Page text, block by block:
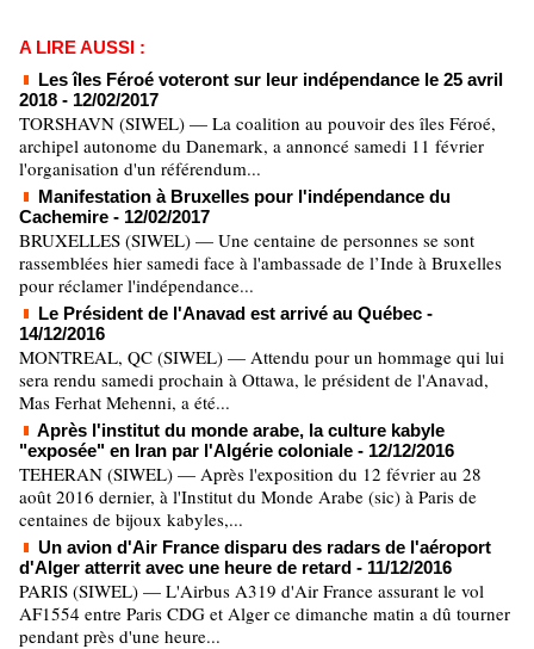
A LIRE AUSSI :
Les îles Féroé voteront sur leur indépendance le 25 avril
2018 - 12/02/2017
TORSHAVN (SIWEL) — La coalition au pouvoir des îles Féroé,
archipel autonome du Danemark, a annoncé samedi 11 février
l'organisation d'un référendum...
Manifestation à Bruxelles pour l'indépendance du
Cachemire - 12/02/2017
BRUXELLES (SIWEL) — Une centaine de personnes se sont
rassemblées hier samedi face à l'ambassade de l’Inde à Bruxelles
pour réclamer l'indépendance...
Le Président de l'Anavad est arrivé au Québec -
14/12/2016
MONTREAL, QC (SIWEL) — Attendu pour un hommage qui lui
sera rendu samedi prochain à Ottawa, le président de l'Anavad,
Mas Ferhat Mehenni, a été...
Après l'institut du monde arabe, la culture kabyle
"exposée" en Iran par l'Algérie coloniale - 12/12/2016
TEHERAN (SIWEL) — Après l'exposition du 12 février au 28
août 2016 dernier, à l'Institut du Monde Arabe (sic) à Paris de
centaines de bijoux kabyles,...
Un avion d'Air France disparu des radars de l'aéroport
d'Alger atterrit avec une heure de retard - 11/12/2016
PARIS (SIWEL) — L'Airbus A319 d'Air France assurant le vol
AF1554 entre Paris CDG et Alger ce dimanche matin a dû tourner
pendant près d'une heure...